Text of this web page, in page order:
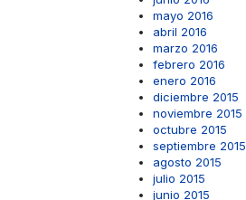
mayo 2016
abril 2016
marzo 2016
febrero 2016
enero 2016
diciembre 2015
noviembre 2015
octubre 2015
septiembre 2015
agosto 2015
julio 2015
junio 2015